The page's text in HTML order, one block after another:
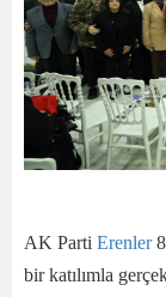
AK Parti Erenler
bir katılımla